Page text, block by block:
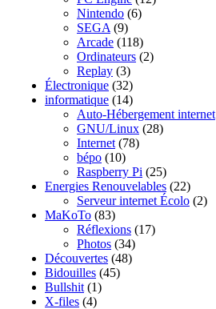
Nintendo (6)
SEGA (9)
Arcade (118)
Ordinateurs (2)
Replay (3)
Électronique (32)
informatique (14)
Auto-Hébergement internet
GNU/Linux (28)
Internet (78)
bépo (10)
Raspberry Pi (25)
Energies Renouvelables (22)
Serveur internet Écolo (2)
MaKoTo (83)
Réflexions (17)
Photos (34)
Découvertes (48)
Bidouilles (45)
Bullshit (1)
X-files (4)